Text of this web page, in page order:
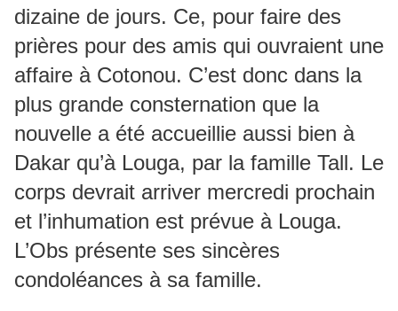
dizaine de jours. Ce, pour faire des
prières pour des amis qui ouvraient une
affaire à Cotonou. C’est donc dans la
plus grande consternation que la
nouvelle a été accueillie aussi bien à
Dakar qu’à Louga, par la famille Tall. Le
corps devrait arriver mercredi prochain
et l’inhumation est prévue à Louga.
L’Obs présente ses sincères
condoléances à sa famille.